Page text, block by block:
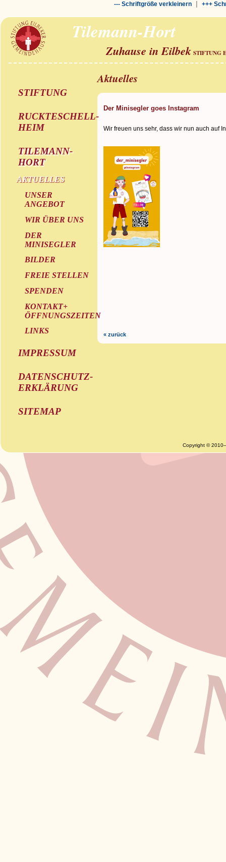
--- Schriftgröße verkleinern| +++
Tilemann-Hort
Zuhause in Eilbek STIFTUNG
STIFTUNG
RUCKTESCHELL-
HEIM
TILEMANN-
HORT
AKTUELLES
UNSER
ANGEBOT
WIR ÜBER UNS
DER
MINISEGLER
BILDER
FREIE STELLEN
SPENDEN
KONTAKT+
ÖFFNUNGSZEITEN
LINKS
IMPRESSUM
DATENSCHUTZ-
ERKLÄRUNG
SITEMAP
Aktuelles
Der Minisegler goes Instagram
Wir freuen uns sehr, dass wir nun auch auf
« zurück
Copyright ©